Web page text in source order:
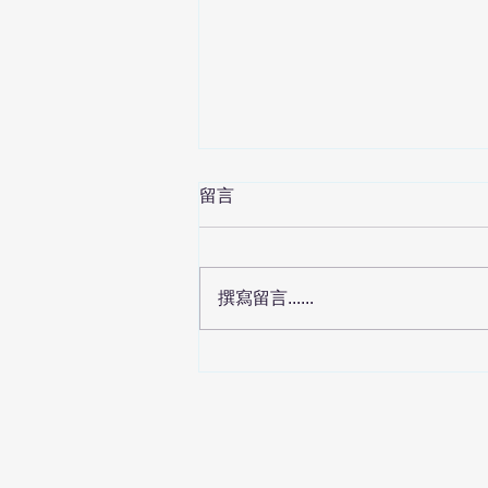
留言
撰寫留言......